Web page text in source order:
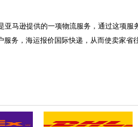
亚马逊提供的一项物流服务，通过这项
服务，海运报价国际快递，从而使卖家